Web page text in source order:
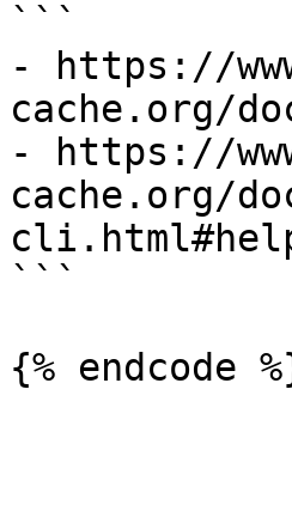
```
- https://
cache.org/
- https://
cache.org/
```